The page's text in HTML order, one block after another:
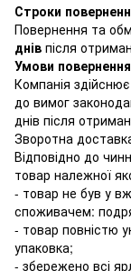
Строки
Повернення та
днів після
Умови
Компанія
до вимог
днів після
Зворотна
Відповідно до
товар належної
- товар не був у
споживачем:
- товар повністю
упаковка;
- збережено всі